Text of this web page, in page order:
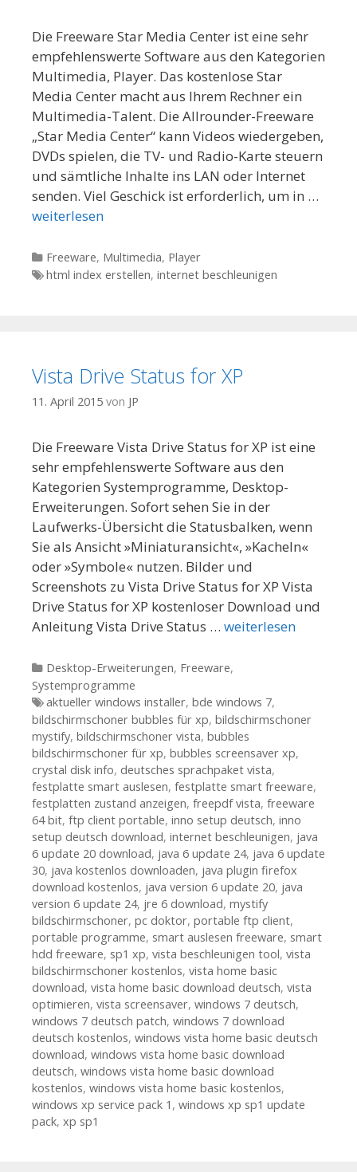
Die Freeware Star Media Center ist eine sehr
empfehlenswerte Software aus den Kategorien
Multimedia, Player. Das kostenlose Star
Media Center macht aus Ihrem Rechner ein
Multimedia-Talent. Die Allrounder-Freeware
„Star Media Center“ kann Videos wiedergeben,
DVDs spielen, die TV- und Radio-Karte steuern
und sämtliche Inhalte ins LAN oder Internet
senden. Viel Geschick ist erforderlich, um in …
weiterlesen
Kategorien
Freeware, Multimedia, Player
Tags
html index erstellen, internet beschleunigen
Vista Drive Status for XP
11. April 2015 von JP
Die Freeware Vista Drive Status for XP ist eine
sehr empfehlenswerte Software aus den
Kategorien Systemprogramme, Desktop-
Erweiterungen. Sofort sehen Sie in der
Laufwerks-Übersicht die Statusbalken, wenn
Sie als Ansicht »Miniaturansicht«, »Kacheln«
oder »Symbole« nutzen. Bilder und
Screenshots zu Vista Drive Status for XP Vista
Drive Status for XP kostenloser Download und
Anleitung Vista Drive Status … weiterlesen
Kategorien
Desktop-Erweiterungen, Freeware,
Systemprogramme
Tags
aktueller windows installer, bde windows 7,
bildschirmschoner bubbles für xp, bildschirmschoner
mystify, bildschirmschoner vista, bubbles
bildschirmschoner für xp, bubbles screensaver xp,
crystal disk info, deutsches sprachpaket vista,
festplatte smart auslesen, festplatte smart freeware,
festplatten zustand anzeigen, freepdf vista, freeware
64 bit, ftp client portable, inno setup deutsch, inno
setup deutsch download, internet beschleunigen, java
6 update 20 download, java 6 update 24, java 6 update
30, java kostenlos downloaden, java plugin firefox
download kostenlos, java version 6 update 20, java
version 6 update 24, jre 6 download, mystify
bildschirmschoner, pc doktor, portable ftp client,
portable programme, smart auslesen freeware, smart
hdd freeware, sp1 xp, vista beschleunigen tool, vista
bildschirmschoner kostenlos, vista home basic
download, vista home basic download deutsch, vista
optimieren, vista screensaver, windows 7 deutsch,
windows 7 deutsch patch, windows 7 download
deutsch kostenlos, windows vista home basic deutsch
download, windows vista home basic download
deutsch, windows vista home basic download
kostenlos, windows vista home basic kostenlos,
windows xp service pack 1 , windows xp sp1 update
pack, xp sp1